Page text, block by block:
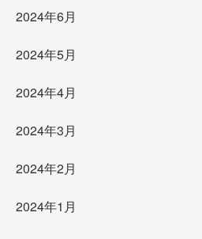
2024年6月
2024年5月
2024年4月
2024年3月
2024年2月
2024年1月